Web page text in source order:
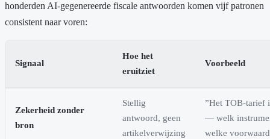
honderden AI-gegenereerde fiscale antwoorden komen vijf patronen
consistent naar voren:
Signaal
Hoe het
eruitziet
Voorbeeld
Zekerheid zonder
bron
Stellig
antwoord, geen
artikelverwijzing
”Het TOB-tarief
— welk
welke